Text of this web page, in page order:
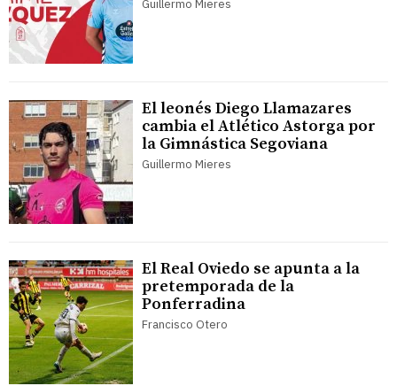
Guillermo Mieres
El leonés Diego Llamazares
cambia el Atlético Astorga por
la Gimnástica Segoviana
Guillermo Mieres
El Real Oviedo se apunta a la
pretemporada de la
Ponferradina
Francisco Otero